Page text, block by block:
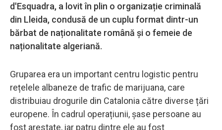
d'Esquadra, a lovit în plin o organizație criminală
din Lleida, condusă de un cuplu format dintr-un
bărbat de naționalitate română și o femeie de
naționalitate algeriană.
Gruparea era un important centru logistic pentru
rețelele albaneze de trafic de marijuana, care
distribuiau drogurile din Catalonia către diverse țări
europene. În cadrul operațiunii, șase persoane au
fost arestate, iar patru dintre ele au fost